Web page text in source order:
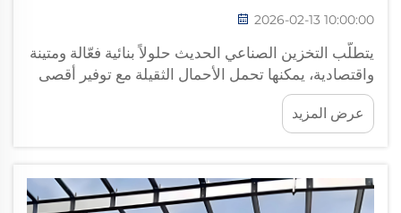
2026-02-13 10:00:00
يتطلّب التخزين الصناعي الحديث حلولاً بنائية فعّالة ومتينة
واقتصادية، يمكنها تحمل الأحمال الثقيلة مع توفير أقصى
درجات المرونة التشغيلية. ويمثّل المخزن ذا الهيكل
الفولاذي قمة الحلول المعاصرة لمرافق التخزين...
عرض المزيد